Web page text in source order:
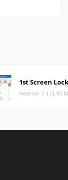
1st Screen Lock
Version: 7.1 (1.89